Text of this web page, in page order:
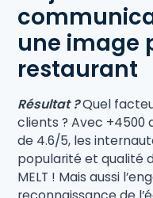
une image
restaurant
Résultat ?Quel
clients ? Avec +4500
de 4.6/5, les
popularité et qualité
MELT ! Mais aussi